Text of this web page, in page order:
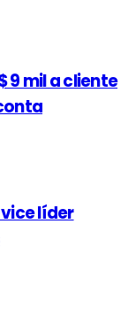
9 mil a cliente
líder